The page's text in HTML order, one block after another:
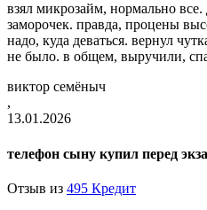
взял микрозайм, нормально все.
заморочек. правда, процены
надо, куда деваться. вернул
не было. в общем, выручили,
виктор семёныч
,
13.01.2026
телефон сыну купил перед
Отзыв из 495 Кредит